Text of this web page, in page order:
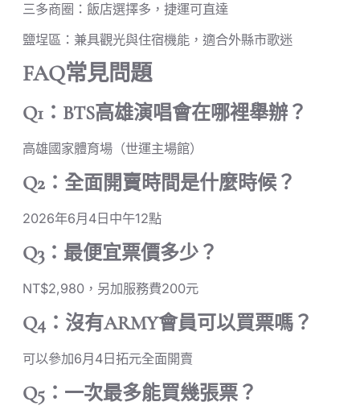
三多商圈：飯店選擇多，捷運可直達
鹽埕區：兼具觀光與住宿機能，適合外縣市歌迷
FAQ常見問題
Q1：BTS高雄演唱會在哪裡舉辦？
高雄國家體育場（世運主場館）
Q2：全面開賣時間是什麼時候？
2026年6月4日中午12點
Q3：最便宜票價多少？
NT$2,980，另加服務費200元
Q4：沒有ARMY會員可以買票嗎？
可以參加6月4日拓元全面開賣
Q5：一次最多能買幾張票？